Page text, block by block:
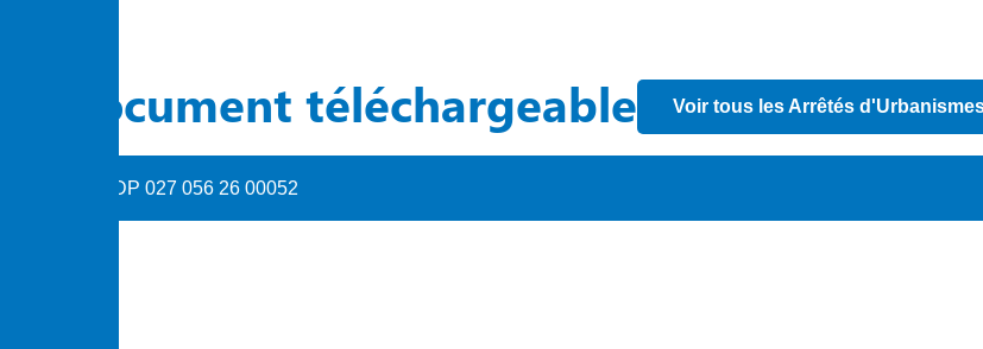
Document téléchargeable Voir tous les Arrêtés
DP 027 056 26 00052